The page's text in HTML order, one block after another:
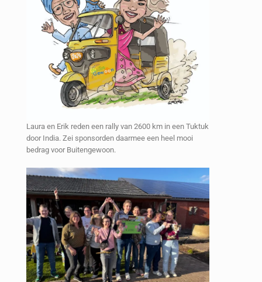
Laura en Erik reden een rally van 2600 km in een Tuktuk
door India. Zei sponsorden daarmee een heel mooi
bedrag voor Buitengewoon.